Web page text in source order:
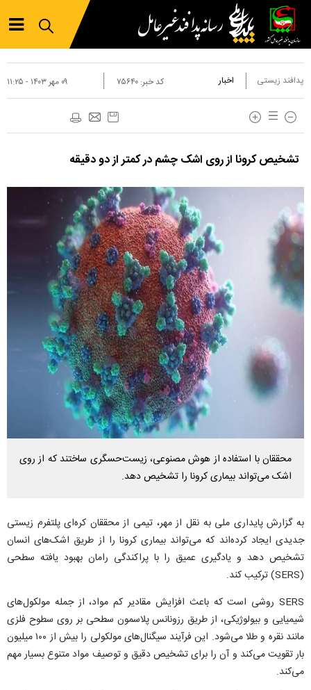
پدافند زیستی اخبار ۰۹ مهر ۱۴۰۳ - ۱۱:۲۵ کد خبر:۷۵۶۴۰
تشخیص کرونا از روی اشک چشم در کمتر از دو دقیقه
محققان با استفاده از هوش مصنوعی، زیست‌حسگری ساختند که از روی
اشک می‌تواند بیماری کرونا را تشخیص دهد.
به گزارش پایداری ملی به نقل از مهر، تیمی از محققان کره‌ای پلتفرم زیستی
جدیدی ایجاد کرده‌اند که می‌تواند بیماری کرونا را از طریق اشک‌های انسان
تشخیص دهد و یادگیری عمیق را با پراکندگی رامان بهبود یافته سطحی
(SERS) ترکیب کند.
SERS روشی است که باعث افزایش مقادیر کم مواد، از جمله مولکول‌های
شیمیایی و بیولوژیکی، از طریق رزونانس پلاسمون سطحی بر روی سطوح فلزی
مانند نقره و طلا می‌شود. این فرآیند سیگنال‌های مولکولی را بیش از ۱۰۰ میلیون
بار تقویت می‌کند و آن را برای تشخیص دقیق و توصیف مواد متنوع بسیار مهم
می‌کند.